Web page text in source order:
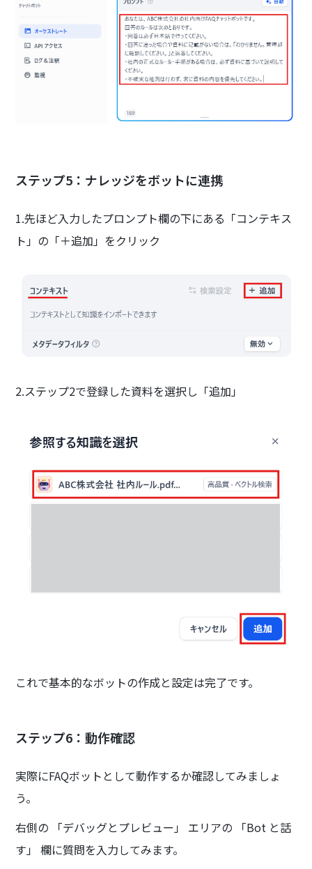
ステップ5：ナレッジをボットに連携
1.先ほど入力したプロンプト欄の下にある「コンテキス
ト」の「＋追加」をクリック
2.ステップ2で登録した資料を選択し「追加」
これで基本的なボットの作成と設定は完了です。
ステップ6：動作確認
実際にFAQボットとして動作するか確認してみましょ
う。
右側の 「デバッグとプレビュー」 エリアの 「Bot と話
す」 欄に質問を入力してみます。